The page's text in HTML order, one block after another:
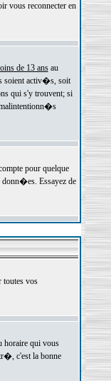
vous reconnecter en
de 13 ansau
soient activ�s, soit
qui s'y trouvent; si
pour quelque
Essayez de
toutes vos
horaire qui vous
c'est la bonne